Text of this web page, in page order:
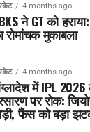
4 months ago
ने GT को
रोमांचक मुकाबला
4 months ago
में IPL
पर रोक:
फैंस को बड़ा